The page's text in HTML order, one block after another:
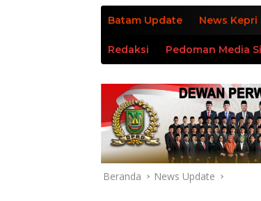
Batam Update News Kepri
Redaksi Pedoman Media
Beranda News Update